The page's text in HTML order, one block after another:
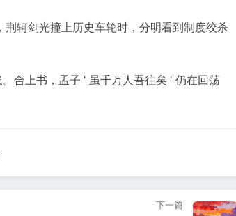
荆轲剑光撞上历史车轮时，分明看到制度绞杀
合上书，孟子 ‘ 虽千万人吾往矣 ‘ 仍在回荡
下一篇